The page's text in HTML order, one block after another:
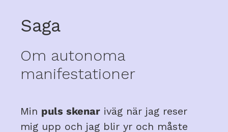
Saga
Om autonoma
manifestationer
Min puls skenar iväg när jag reser
mig upp och jag blir yr och måste